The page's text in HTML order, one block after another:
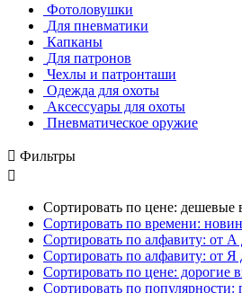
Фотоловушки
Для пневматики
Капканы
Для патронов
Чехлы и патронташи
Одежда для охоты
Аксессуары для охоты
Пневматическое оружие
 Фильтры

Сортировать по цене: дешевые
Сортировать по времени:
Сортировать по алфавиту: от
Сортировать по алфавиту: от Я
Сортировать по цене: дорогие
Сортировать по